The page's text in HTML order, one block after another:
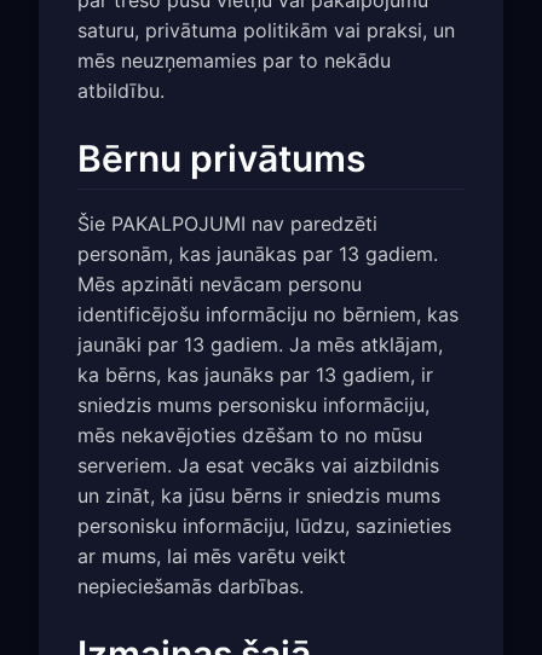
saturu, privātuma politikām vai praksi, un
mēs neuzņemamies par to nekādu
atbildību.
Bērnu privātums
Šie PAKALPOJUMI nav paredzēti
personām, kas jaunākas par 13 gadiem.
Mēs apzināti nevācam personu
identificējošu informāciju no bērniem, kas
jaunāki par 13 gadiem. Ja mēs atklājam,
ka bērns, kas jaunāks par 13 gadiem, ir
sniedzis mums personisku informāciju,
mēs nekavējoties dzēšam to no mūsu
serveriem. Ja esat vecāks vai aizbildnis
un zināt, ka jūsu bērns ir sniedzis mums
personisku informāciju, lūdzu, sazinieties
ar mums, lai mēs varētu veikt
nepieciešamās darbības.